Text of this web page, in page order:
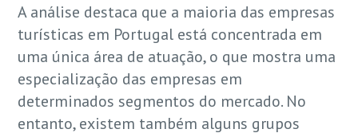
A análise destaca que a maioria das empresas
turísticas em Portugal está concentrada em
uma única área de atuação, o que mostra uma
especialização das empresas em
determinados segmentos do mercado. No
entanto, existem também alguns grupos